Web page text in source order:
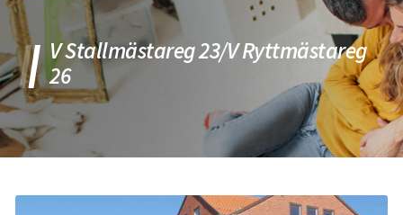
V Stallmästareg 23/V Ryttmästareg
26